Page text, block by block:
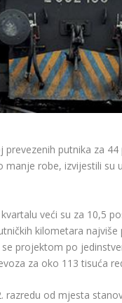
putnika za
robe, izvijestili su
veći su za 10,5
kilometara
projektom po
za oko 113 tisuća
razredu od mjesta